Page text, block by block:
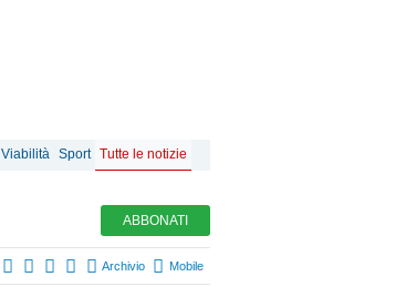
Viabilità Sport Tutte le notizie
ABBONATI
Archivio Mobile